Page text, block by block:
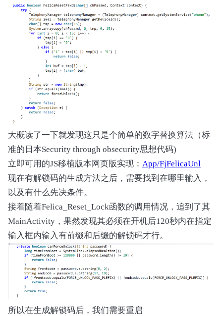
                        Local0 |= One
                        Local1 = One
                    }
                }
                Local0 |= 0x10
                Local0 |= 0x20
                Local0 |= 0x0100
                Local0 |= 0x0200
                Local0 |= 0x00010000
                Local0 |= 0x00020000
                Local0 |= 0x2000
                ASRV (0x0F, 0x03, Local0)
            }
        }
    }
大概读了一下就发现这只是个简单的数字替换算法（标
准的日本Security through obsecurity思想代码)
立即可用的JS移植版本网页版实现： App/FjFelicaUnl
现在有解锁码的生成方法之后，需要找到在哪里输入，
以及有什么先决条件。
接着随着Felica_Reset_Lock函数的调用情况，追到了其
MainActivity，果然发现其必须在开机后120秒内在指定
输入框内输入有前缀和后缀的解锁码才行。
所以在生成解锁码后，我们需要重启